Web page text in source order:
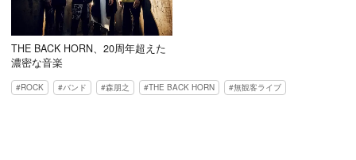
THE BACK HORN、20周年超えた
濃密な音楽
ROCK バンド 森朋之 THE BACK HORN 無観客ライブ